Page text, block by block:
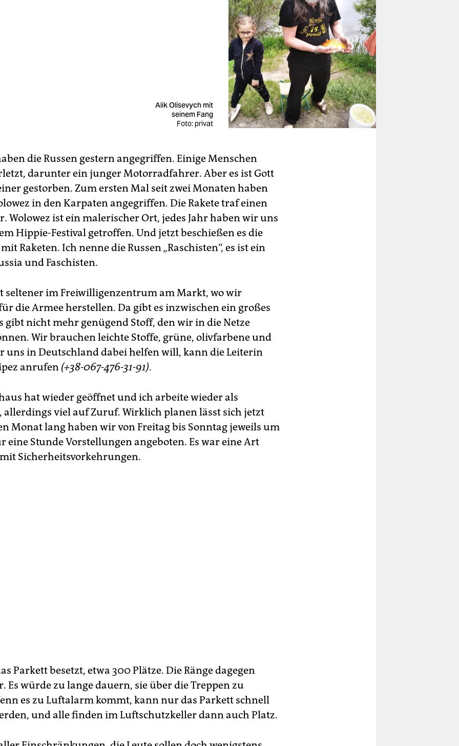
Alik Olisevych mit
seinem Fang
Foto: privat
die Russen gestern angegriffen. Einige Menschen
darunter ein junger Motorradfahrer. Aber es ist Gott
gestorben. Zum ersten Mal seit zwei Monaten haben
in den Karpaten angegriffen. Die Rakete traf einen
Wolowez ist ein malerischer Ort, jedes Jahr haben wir uns
Hippie-Festival getroffen. Und jetzt beschießen es die
Raketen. Ich nenne die Russen „Raschisten“, es ist ein
und Faschisten.
seltener im Freiwilligenzentrum am Markt, wo wir
die Armee herstellen. Da gibt es inzwischen ein großes
gibt nicht mehr genügend Stoff, den wir in die Netze
Wir brauchen leichte Stoffe, grüne, olivfarbene und
uns in Deutschland dabei helfen will, kann die Leiterin
anrufen (+38-067-476-31-91).
hat wieder geöffnet und ich arbeite wieder als
allerdings viel auf Zuruf. Wirklich planen lässt sich jetzt
Monat lang haben wir von Freitag bis Sonntag jeweils um
eine Stunde Vorstellungen angeboten. Es war eine Art
Sicherheitsvorkehrungen.
Parkett besetzt, etwa 300 Plätze. Die Ränge dagegen
Es würde zu lange dauern, sie über die Treppen zu
es zu Luftalarm kommt, kann nur das Parkett schnell
und alle finden im Luftschutzkeller dann auch Platz.